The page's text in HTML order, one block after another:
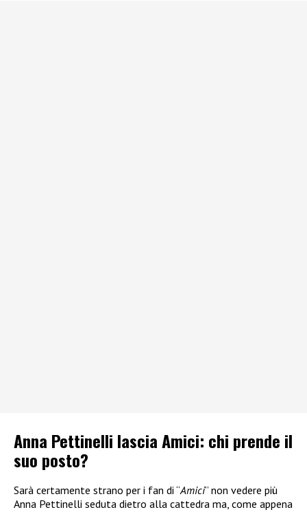
Anna Pettinelli lascia Amici: chi prende il
suo posto?
Sarà certamente strano per i fan di “Amici” non vedere più
Anna Pettinelli seduta dietro alla cattedra ma, come appena